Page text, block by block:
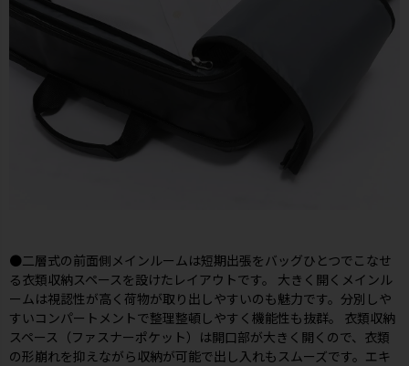
●二層式の前面側メインルームは短期出張をバッグひとつでこなせ
る衣類収納スペースを設けたレイアウトです。 大きく開くメインル
ームは視認性が高く荷物が取り出しやすいのも魅力です。分別しや
すいコンパートメントで整理整頓しやすく機能性も抜群。 衣類収納
スペース（ファスナーポケット）は開口部が大きく開くので、衣類
の形崩れを抑えながら収納が可能で出し入れもスムーズです。エキ